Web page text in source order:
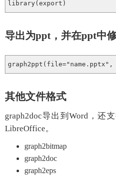
导出为ppt，并在ppt中
其他文件格式
graph2doc导出到Word，还
LibreOffice。
graph2bitmap
graph2doc
graph2eps